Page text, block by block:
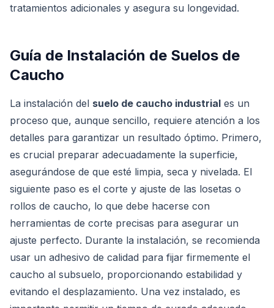
tratamientos adicionales y asegura su longevidad.
Guía de Instalación de Suelos de
Caucho
La instalación del suelo de caucho industrial es un
proceso que, aunque sencillo, requiere atención a los
detalles para garantizar un resultado óptimo. Primero,
es crucial preparar adecuadamente la superficie,
asegurándose de que esté limpia, seca y nivelada. El
siguiente paso es el corte y ajuste de las losetas o
rollos de caucho, lo que debe hacerse con
herramientas de corte precisas para asegurar un
ajuste perfecto. Durante la instalación, se recomienda
usar un adhesivo de calidad para fijar firmemente el
caucho al subsuelo, proporcionando estabilidad y
evitando el desplazamiento. Una vez instalado, es